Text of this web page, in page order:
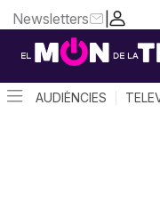
|
Newsletters
AUDIÈNCIES